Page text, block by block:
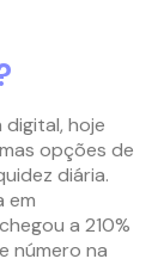
digital, hoje
opções de
diária.
em
a 210%
número na